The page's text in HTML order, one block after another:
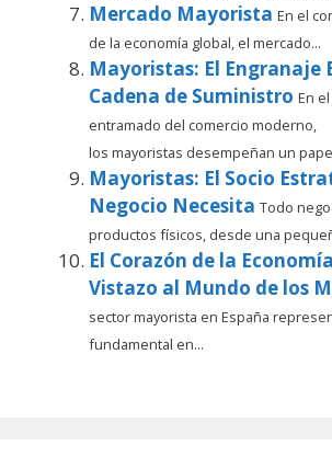
Mercado Mayorista En el
de la economía global, el mercado...
Mayoristas: El Engranaje
Cadena de Suministro En
entramado del comercio moderno,
los mayoristas desempeñan un
Mayoristas: El Socio
Negocio Necesita Todo
productos físicos, desde una
El Corazón de la
Vistazo al Mundo de los
sector mayorista en España
fundamental en...